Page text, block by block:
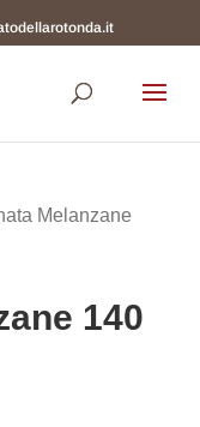
Melanzane
140